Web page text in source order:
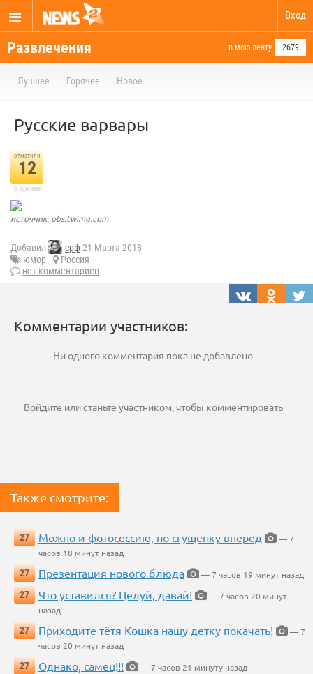
Вход
Развлечения в мою ленту 2679
Лучшее Горячее Новое
Русские варвары
отметили
12
в архиве
источник: pbs.twimg.com
Добавил срф 21 Марта 2018
юмор
Россия
нет комментариев
Комментарии участников:
Ни одного комментария пока не добавлено
Войдите илистаньте участником, чтобы комментировать
Также смотрите:
27 Можно и фотосессию, но сгущенку вперед
— 7
часов 18 минут назад
27
Презентация нового блюда
— 7 часов 19 минут назад
27
Что уставился? Целуй, давай!
— 7 часов 20 минут
назад
27
Приходите тётя Кошка нашу детку покачать!
— 7
часов 20 минут назад
27
Однако, самец!!!
— 7 часов 21 минуту назад